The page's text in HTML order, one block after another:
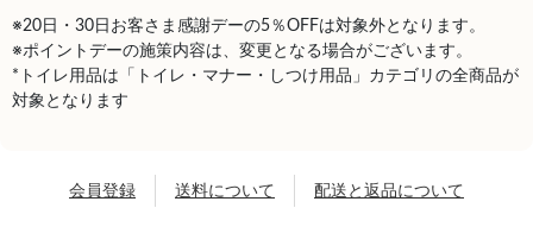
※20日・30日お客さま感謝デーの5％OFFは対象外となります。
※ポイントデーの施策内容は、変更となる場合がございます。
*トイレ用品は「トイレ・マナー・しつけ用品」カテゴリの全商品が
対象となります
会員登録 送料について 配送と返品について